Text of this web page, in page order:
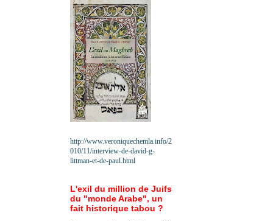
http://www.veroniquechemla.info/2
010/11/interview-de-david-g-
littman-et-de-paul.html
L'exil du million de Juifs
du "monde Arabe", un
fait historique tabou ?